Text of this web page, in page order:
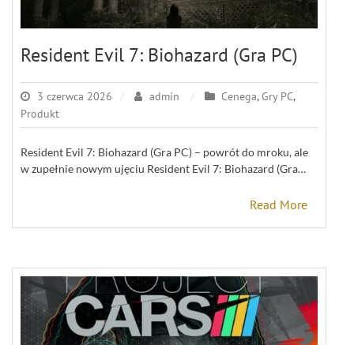
Resident Evil 7: Biohazard (Gra PC)
3 czerwca 2026 admin Cenega,Gry PC,
Produkt
Resident Evil 7: Biohazard (Gra PC) – powrót do mroku, ale
w zupełnie nowym ujęciu Resident Evil 7: Biohazard (Gra…
Read More